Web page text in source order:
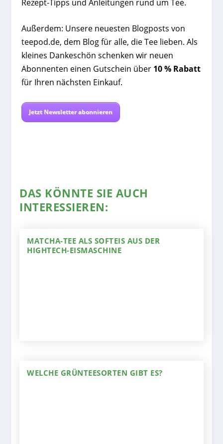
Rezept-Tipps und Anleitungen rund um Tee.
Außerdem: Unsere neuesten Blogposts von
teepod.de, dem Blog für alle, die Tee lieben. Als
kleines Dankeschön schenken wir neuen
Abonnenten einen Gutschein über 10 % Rabatt
für Ihren nächsten Einkauf.
Jetzt Newsletter abonnieren
DAS KÖNNTE SIE AUCH
INTERESSIEREN:
MATCHA-TEE ALS SOFTEIS AUS DER
HIGHTECH-EISMASCHINE
WELCHE GRÜNTEESORTEN GIBT ES?